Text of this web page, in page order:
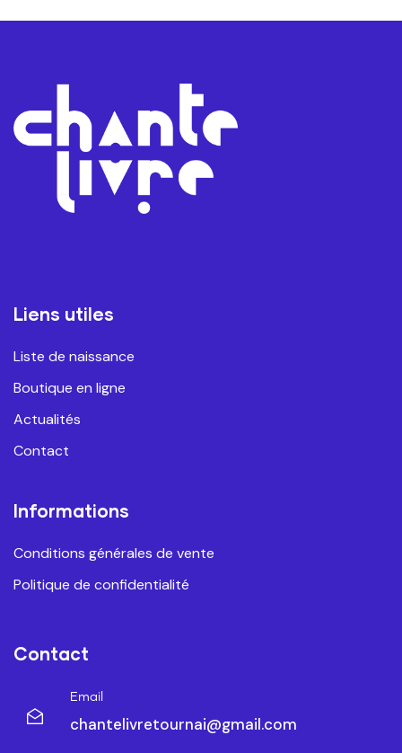
Liens utiles
Liste de naissance
Boutique en ligne
Actualités
Contact
Informations
Conditions générales de vente
Politique de confidentialité
Contact
Email
chantelivretournai@gmail.com